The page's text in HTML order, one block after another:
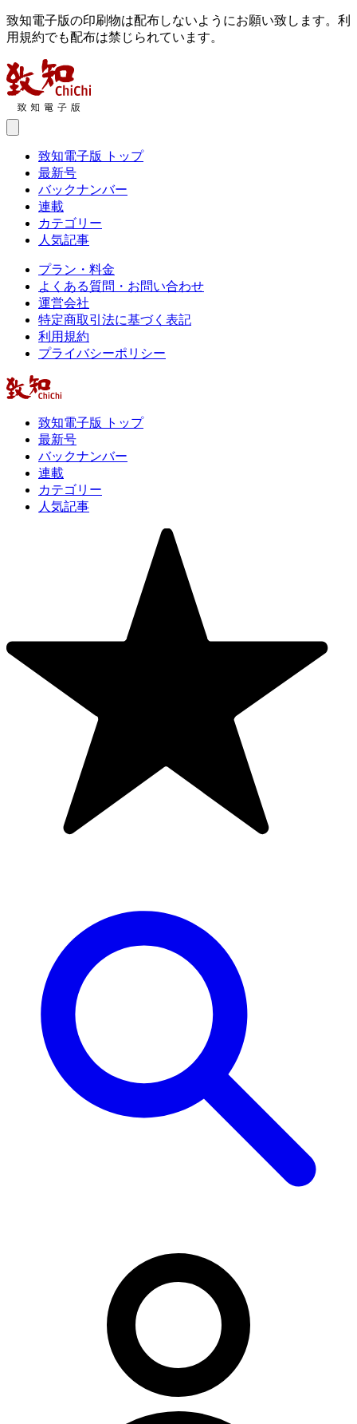
致知電子版の印刷物は配布しないようにお願い致します。利
用規約でも配布は禁じられています。
致知電子版 トップ
最新号
バックナンバー
連載
カテゴリー
人気記事
プラン・料金
よくある質問・お問い合わせ
運営会社
特定商取引法に基づく表記
利用規約
プライバシーポリシー
致知電子版 トップ
最新号
バックナンバー
連載
カテゴリー
人気記事